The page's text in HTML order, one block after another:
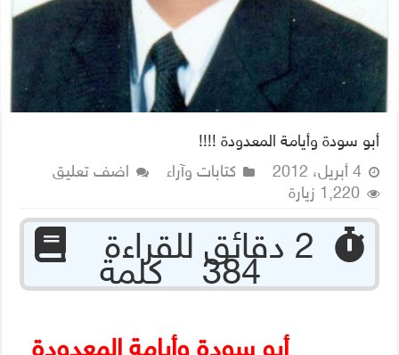
أبو سودة وأيامة المعدودة !!!!
4 أبريل، 2012
كتابات وآراء
اضف تعليق
1,220 زيارة
384 كلمة